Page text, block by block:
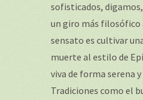
sofisticados, digamos,
un giro más filosófico
sensato es cultivar
muerte al estilo de
viva de forma serena
Tradiciones como el